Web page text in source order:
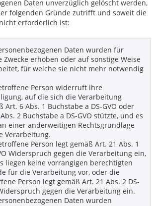
Daten unverzüglich gelöscht werden,
folgenden Gründe zutrifft und soweit die
erforderlich ist:
Daten wurden für
Zwecke erhoben oder auf sonstige Weise
für welche sie nicht mehr notwendig
Person widerruft ihre
auf die sich die Verarbeitung
Art. 6 Abs. 1 Buchstabe a DS-GVO oder
2 Buchstabe a DS-GVO stützte, und es
einer anderweitigen Rechtsgrundlage
Verarbeitung.
Person legt gemäß Art. 21 Abs. 1
Widerspruch gegen die Verarbeitung ein,
liegen keine vorrangigen berechtigten
für die Verarbeitung vor, oder die
Person legt gemäß Art. 21 Abs. 2 DS-
gegen die Verarbeitung ein.
Daten wurden